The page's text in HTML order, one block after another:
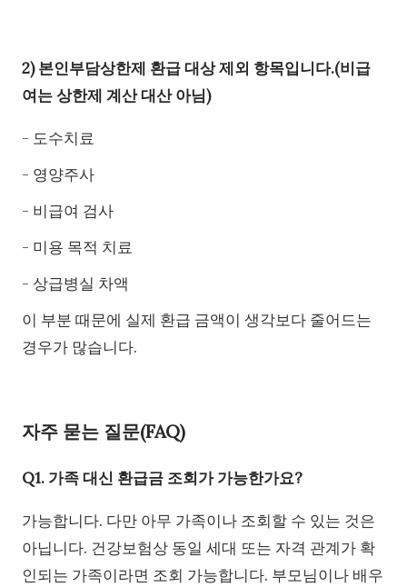
2) 본인부담상한제 환급 대상 제외 항목입니다.(비급
여는 상한제 계산 대산 아님)
- 도수치료
- 영양주사
- 비급여 검사
- 미용 목적 치료
- 상급병실 차액
이 부분 때문에 실제 환급 금액이 생각보다 줄어드는
경우가 많습니다.
자주 묻는 질문(FAQ)
Q1. 가족 대신 환급금 조회가 가능한가요?
가능합니다. 다만 아무 가족이나 조회할 수 있는 것은
아닙니다. 건강보험상 동일 세대 또는 자격 관계가 확
인되는 가족이라면 조회 가능합니다. 부모님이나 배우